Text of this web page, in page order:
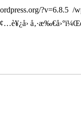
?v=6.8.5 /